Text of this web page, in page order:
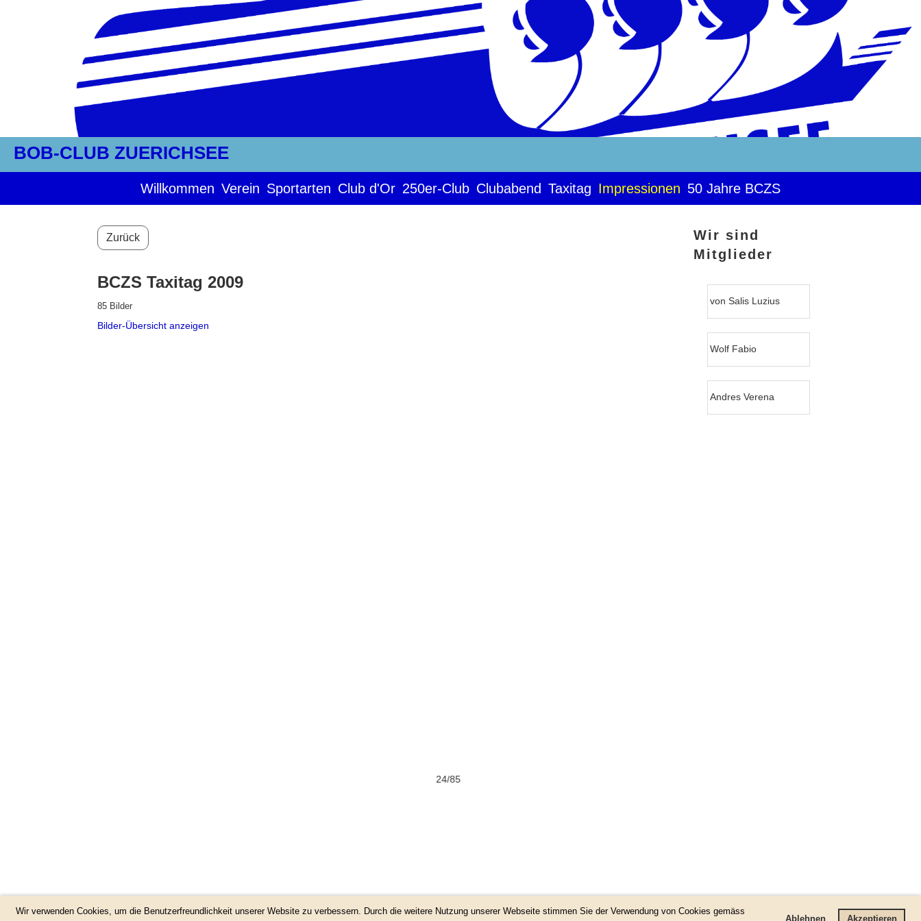
Wir verwenden Cookies, um die Benutzerfreundlichkeit unserer Website zu verbessern. Durch die weitere Nutzung unserer Webseite stimmen Sie der Verwendung von Cookies gemäss
Ablehnen Akzeptieren
BOB-CLUB ZUERICHSEE
Willkommen Verein Sportarten Club d'Or 250er-Club Clubabend Taxitag Impressionen 50 Jahre BCZS
Zurück
BCZS Taxitag 2009
85 Bilder
Bilder-Übersicht anzeigen
Wir sind
Mitglieder
von Salis Luzius
Wolf Fabio
Andres Verena